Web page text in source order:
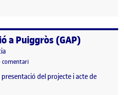
a Puiggròs (GAP)
comentariel Generem Acció a Puiggròs (GAP)
del projecte i acte de